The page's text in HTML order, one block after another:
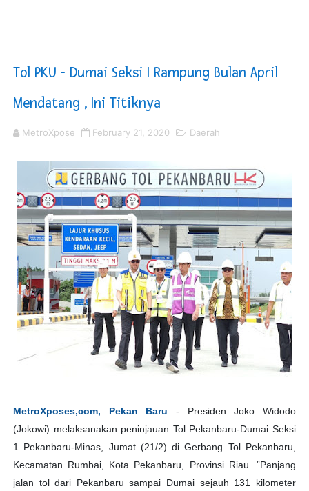
BMP SORSEL Berikan Bantuan untuk Warga Distrik
Optimalkan Efisiensi Anggaran, Bupati Taput JTP
PT ASDP Cabang Ambon Siap Dukung Program Bank
Tol PKU - Dumai Seksi I Rampung Bulan April
Mendatang , Ini Titiknya
MetroXpose February 21, 2020 Daerah
MetroXposes,com, Pekan Baru
- Presiden Joko Widodo
(Jokowi) melaksanakan peninjauan Tol Pekanbaru-Dumai Seksi
1 Pekanbaru-Minas, Jumat (21/2) di Gerbang Tol Pekanbaru,
Kecamatan Rumbai, Kota Pekanbaru, Provinsi Riau. ”Panjang
jalan tol dari Pekanbaru sampai Dumai sejauh 131 kilometer